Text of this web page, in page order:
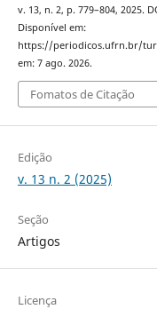
v. 13, n. 2, p. 779–804, 2025.
Disponível em:
https://periodicos.ufrn.br/
em: 7 ago. 2026.
Fomatos de Citação
Edição
v. 13 n. 2 (2025)
Seção
Artigos
Licença